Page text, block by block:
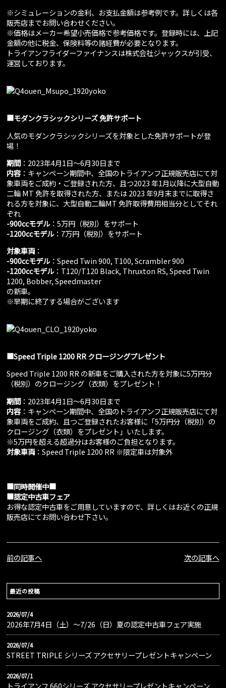
※シミュレーションの金利、お支払金額は参考例です。詳しくは各
販売店までお問い合わせください。
※価格はメーカー希望小売価格で参考価格です。登録時には、上記
金額の他に税金、保険料等の諸経費が必要となります。
トライアンフライダーファイナンスは株式会社ジャックスが引受、
運営しております。
■モダンクラシックシリーズ 免許サポート
人気のモダンクラシックシリーズを対象とした免許サポートが登
場！
期間 ：2023年4月1日～6月30日まで
内容：キャンペーン期間中、全国のトライアンフ正規販売店にて対
象車両をご成約・ご登録された方、且つ2023 年1月以降に大型自動
二輪 MT 免許を取得された方、または 2023 年9月末までに取得さ
れる方を対象に、大型自動二輪MT 免許取得費用相当分としてそれ
ぞれ
-900ccモデル：5万円（税別）をサポート
-1200ccモデル：7万円（税別）をサポート
対象車両：
-900ccモデル：Speed Twin 900, T100, Scrambler 900
-1200ccモデル：T120/T120 Black, Thruxton RS, Speed Twin
1200, Bobber, Speedmaster
の新車。
※早期に終了する場合がございます
■Speed Triple 1200 RR クロージングプレゼント
Speed Triple 1200 RR の新車をご購入された方を対象に5万円分
（税別）のクロージング（衣類）をプレゼント！
期間 ：2023年4月1日～6月30日まで
内容：キャンペーン期間中、全国のトライアンフ正規販売店にて対
象車両をご成約、且つご登録されたお客様に「5万円分（税別）の
クロージング（衣類）をプレゼント」いたします。
※5万円を超える超過分はお客様のご負担となります。
対象車両：Speed Triple 1200 RR ※限定車は対象外
■同時開催中■
■認定中古車フェア
お得な認定中古車をご用意していますので、詳しくはお近くの正規
販売店にてお問い合わせ下さい。
前の記事へ 次の記事へ
最近の投稿
2026/07/4
2026年7月4日（土）〜7/26（日）夏の認定中古車フェア実施
2026/07/4
STREET TRIPLE シリーズ アクセサリープレゼントキャンペーン
2026/07/1
トライアンフ 660シリーズ アクセサリープレゼントキャンペーン